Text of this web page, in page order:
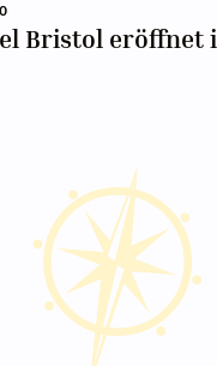
Bristol eröffnet